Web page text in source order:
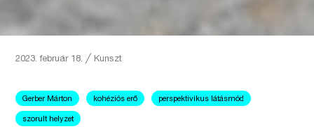
2023. február 18. ╱ Kunszt
Gerber Márton kohéziós erő perspektivikus látásmód
szorult helyzet